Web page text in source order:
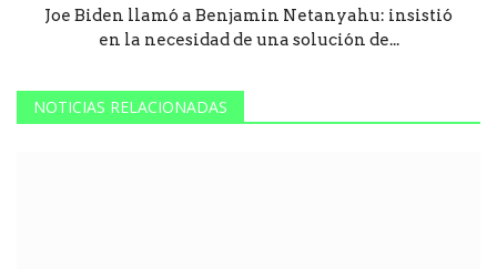
Joe Biden llamó a Benjamin Netanyahu: insistió
en la necesidad de una solución de...
NOTICIAS RELACIONADAS